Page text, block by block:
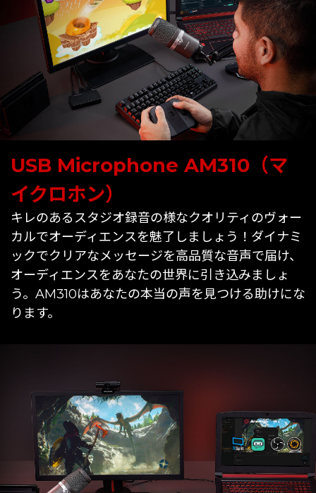
USB Microphone AM310（マ
イクロホン）
キレのあるスタジオ録音の様なクオリティのヴォー
カルでオーディエンスを魅了しましょう！ダイナミ
ックでクリアなメッセージを高品質な音声で届け、
オーディエンスをあなたの世界に引き込みましょ
う。AM310はあなたの本当の声を見つける助けにな
ります。